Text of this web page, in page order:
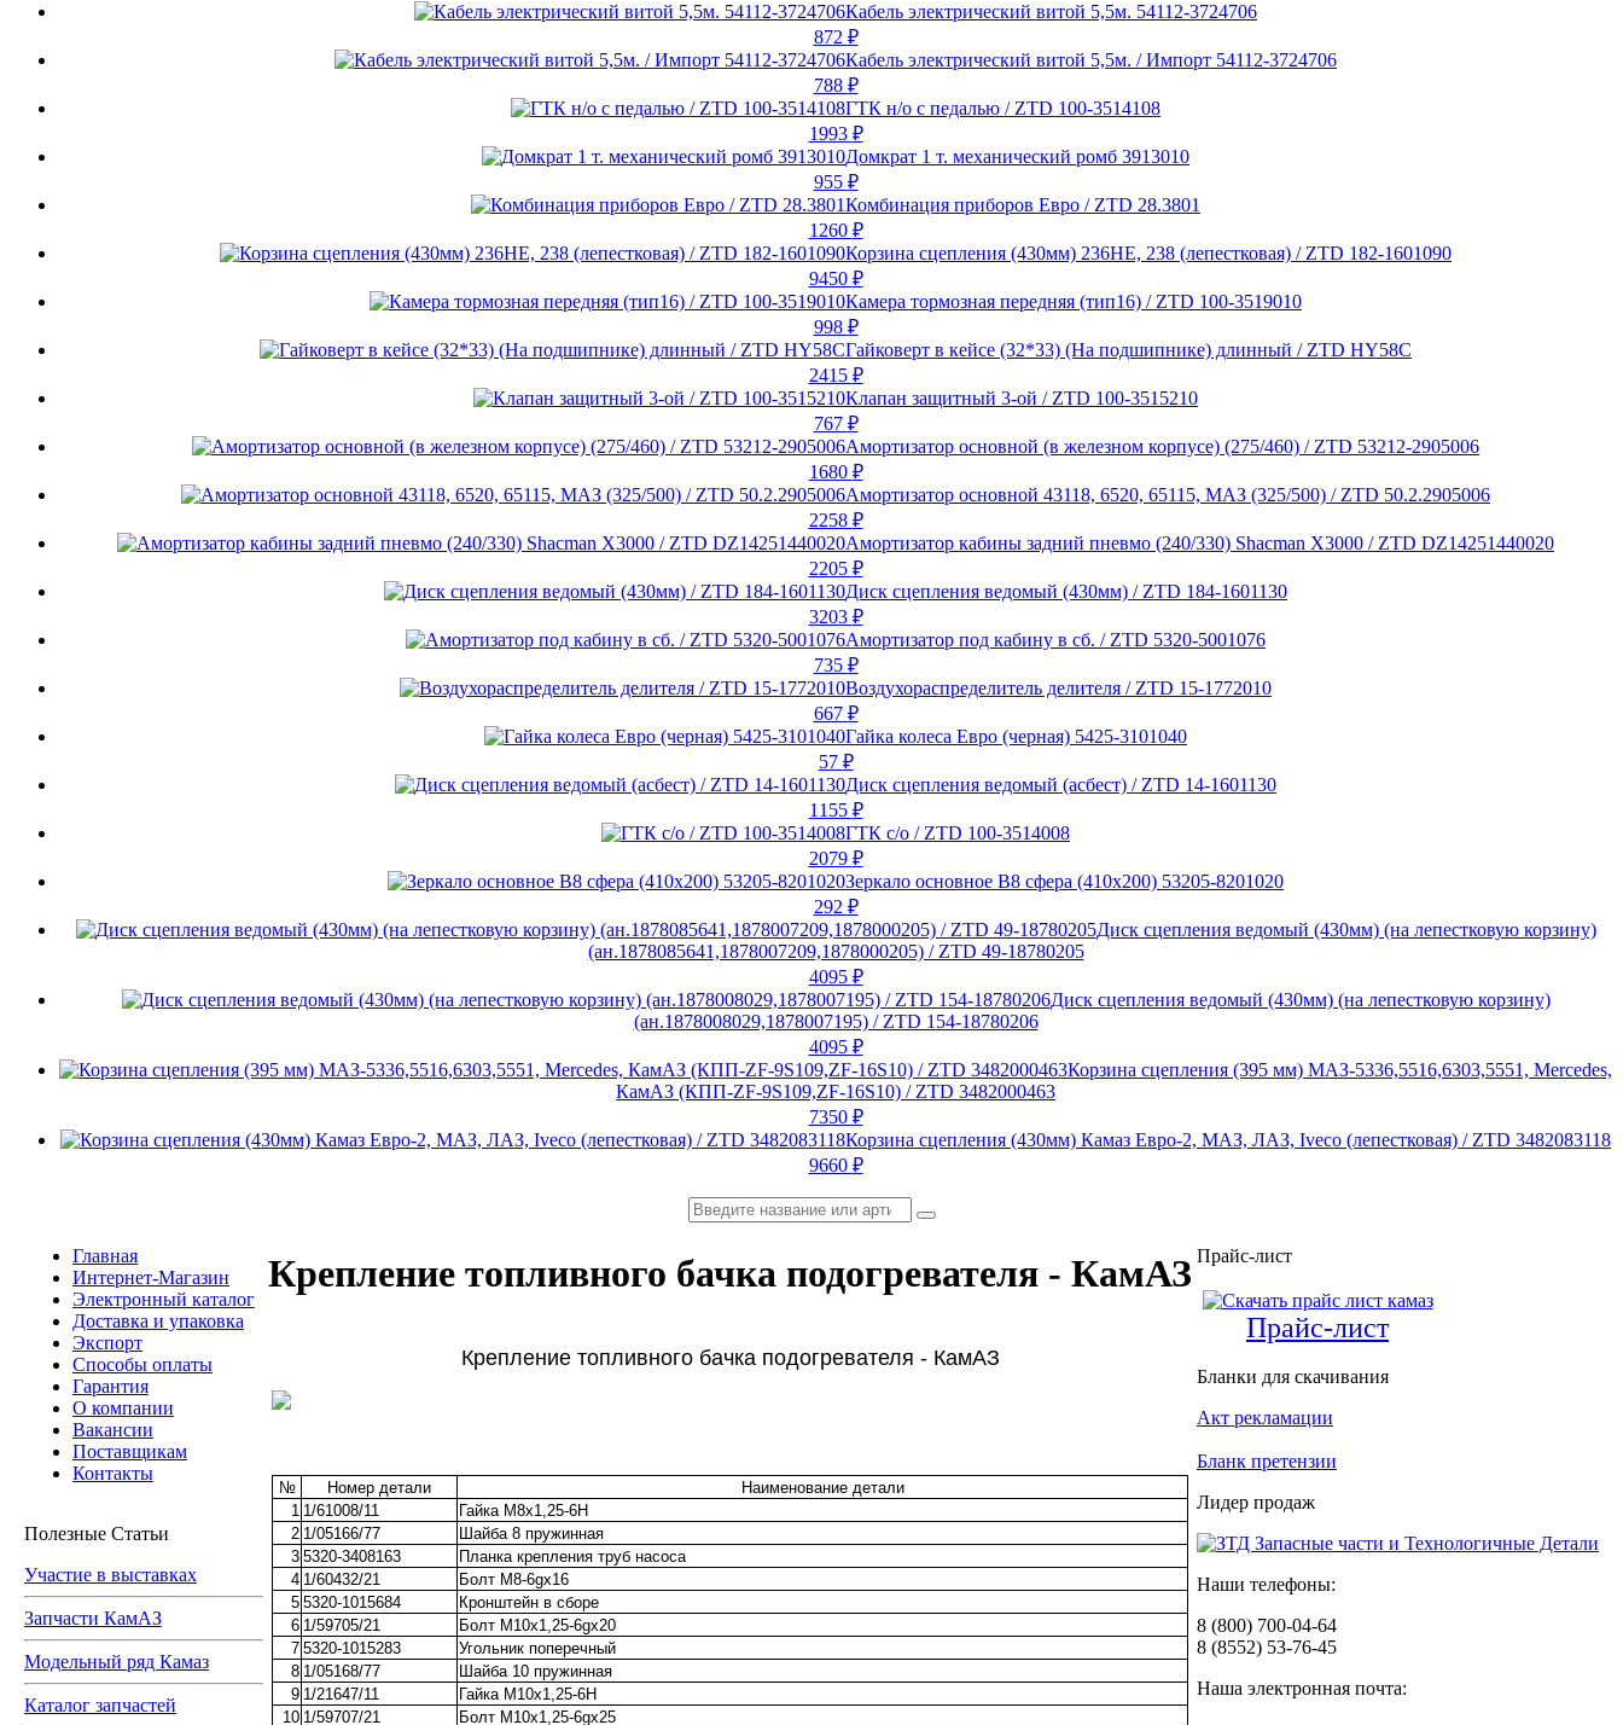
Кабель электрический витой 5,5м. 54112-3724706
872 ₽
Кабель электрический витой 5,5м. / Импорт 54112-3724706
788 ₽
ГТК н/о с педалью / ZTD 100-3514108
1993 ₽
Домкрат 1 т. механический ромб 3913010
955 ₽
Комбинация приборов Евро / ZTD 28.3801
1260 ₽
Корзина сцепления (430мм) 236НЕ, 238 (лепестковая) / ZTD 182-1601090
9450 ₽
Камера тормозная передняя (тип16) / ZTD 100-3519010
998 ₽
Гайковерт в кейсе (32*33) (На подшипнике) длинный / ZTD HY58C
2415 ₽
Клапан защитный 3-ой / ZTD 100-3515210
767 ₽
Амортизатор основной (в железном корпусе) (275/460) / ZTD 53212-2905006
1680 ₽
Амортизатор основной 43118, 6520, 65115, МАЗ (325/500) / ZTD 50.2.2905006
2258 ₽
Амортизатор кабины задний пневмо (240/330) Shacman X3000 / ZTD DZ14251440020
2205 ₽
Диск сцепления ведомый (430мм) / ZTD 184-1601130
3203 ₽
Амортизатор под кабину в сб. / ZTD 5320-5001076
735 ₽
Воздухораспределитель делителя / ZTD 15-1772010
667 ₽
Гайка колеса Евро (черная) 5425-3101040
57 ₽
Диск сцепления ведомый (асбест) / ZTD 14-1601130
1155 ₽
ГТК с/о / ZTD 100-3514008
2079 ₽
Зеркало основное В8 сфера (410х200) 53205-8201020
292 ₽
Диск сцепления ведомый (430мм) (на лепестковую корзину)
(ан.1878085641,1878007209,1878000205) / ZTD 49-18780205
4095 ₽
Диск сцепления ведомый (430мм) (на лепестковую корзину)
(ан.1878008029,1878007195) / ZTD 154-18780206
4095 ₽
Корзина сцепления (395 мм) МАЗ-5336,5516,6303,5551, Mercedes,
КамАЗ (КПП-ZF-9S109,ZF-16S10) / ZTD 3482000463
7350 ₽
Корзина сцепления (430мм) Камаз Евро-2, МАЗ, ЛАЗ, Iveco (лепестковая) / ZTD 3482083118
9660 ₽
Главная
Интернет-Магазин
Электронный каталог
Доставка и упаковка
Экспорт
Способы оплаты
Гарантия
О компании
Вакансии
Поставщикам
Контакты
Полезные Статьи
Участие в выставках
Запчасти КамАЗ
Модельный ряд Камаз
Каталог запчастей
Крепление топливного бачка подогревателя - КамАЗ
Крепление топливного бачка подогревателя - КамАЗ
№ Номер детали
Наименование детали
1 1/61008/11
Гайка М8х1,25-6Н
2 1/05166/77
Шайба 8 пружинная
3 5320-3408163
Планка крепления труб насоса
4 1/60432/21
Болт М8-6gх16
5 5320-1015684
Кронштейн в сборе
6 1/59705/21
Болт М10х1,25-6gх20
7 5320-1015283
Угольник поперечный
8 1/05168/77
Шайба 10 пружинная
9 1/21647/11
Гайка М10х1,25-6Н
10 1/59707/21
Болт М10х1,25-6gх25
Прайс-лист
Прайс-лист
Бланки для скачивания
Акт рекламации
Бланк претензии
Лидер продаж
Наши телефоны:
8 (800) 700-04-64
8 (8552) 53-76-45
Наша электронная почта: